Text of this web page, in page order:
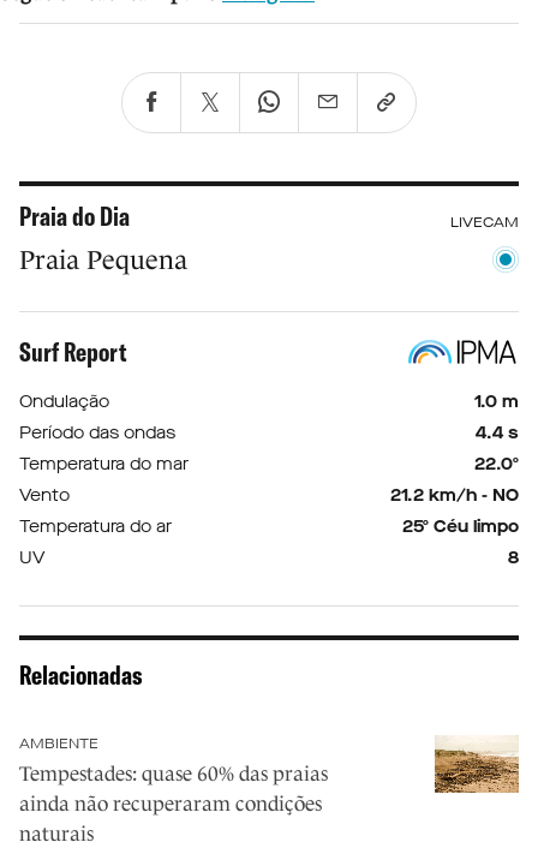
Praia do Dia LIVECAM
Praia Pequena
Surf Report
Ondulação
1.0 m
Período das ondas
4.4 s
Temperatura do mar
22.0º
Vento
21.2 km/h - NO
Temperatura do ar
25º Céu limpo
UV
8
Relacionadas
AMBIENTE
Tempestades: quase 60% das praias
ainda não recuperaram condições
naturais